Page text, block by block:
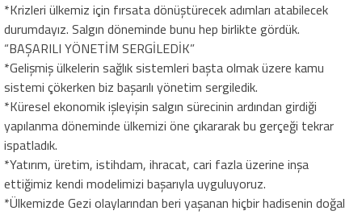
*Krizleri ülkemiz için fırsata dönüştürecek adımları atabilecek
durumdayız. Salgın döneminde bunu hep birlikte gördük.
“BAŞARILI YÖNETİM SERGİLEDİK”
*Gelişmiş ülkelerin sağlık sistemleri başta olmak üzere kamu
sistemi çökerken biz başarılı yönetim sergiledik.
*Küresel ekonomik işleyişin salgın sürecinin ardından girdiği
yapılanma döneminde ülkemizi öne çıkararak bu gerçeği tekrar
ispatladık.
*Yatırım, üretim, istihdam, ihracat, cari fazla üzerine inşa
ettiğimiz kendi modelimizi başarıyla uyguluyoruz.
*Ülkemizde Gezi olaylarından beri yaşanan hiçbir hadisenin doğal